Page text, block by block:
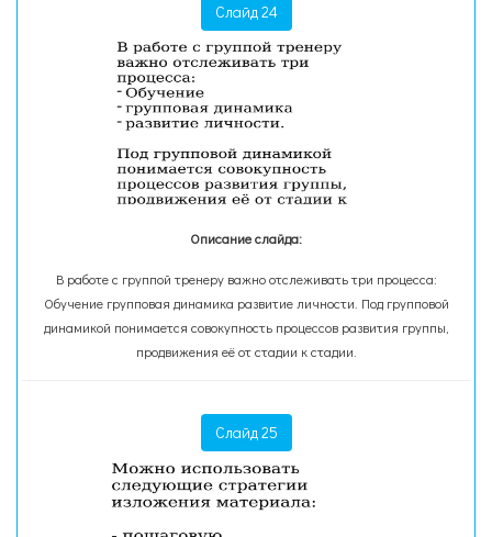
Слайд 24
Описание слайда:
В работе с группой тренеру важно отслеживать три процесса:
Обучение групповая динамика развитие личности. Под групповой
динамикой понимается совокупность процессов развития группы,
продвижения её от стадии к стадии.
Слайд 25